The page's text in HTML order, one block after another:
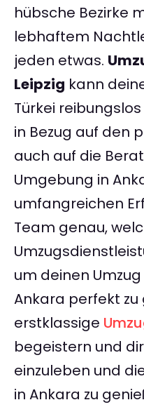
hübsche Bezirke
lebhaftem
jeden etwas.
Leipzig kann
Türkei
in Bezug auf den
auch auf die
Umgebung in
umfangreichen
Team genau,
um deinen
Ankara perfekt
erstklassige
begeistern und
einzuleben und
in Ankara zu